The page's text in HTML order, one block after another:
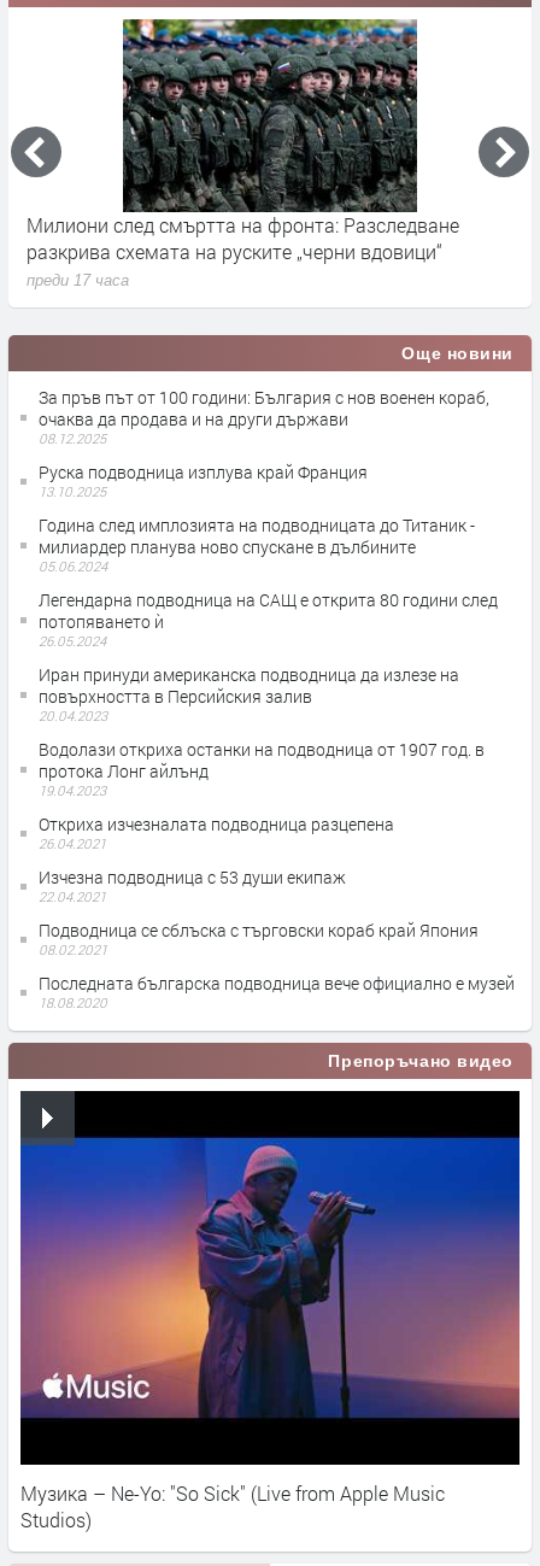
Милиони след смъртта на фронта: Разследване
разкрива схемата на руските „черни вдовици“
преди 17 часа
Още новини
За пръв път от 100 години: България с нов военен кораб,
очаква да продава и на други държави
08.12.2025
Руска подводница изплува край Франция
13.10.2025
Година след имплозията на подводницата до Титаник -
милиардер планува ново спускане в дълбините
05.06.2024
Легендарна подводница на САЩ е открита 80 години след
потопяването ѝ
26.05.2024
Иран принуди американска подводница да излезе на
повърхността в Персийския залив
20.04.2023
Водолази откриха останки на подводница от 1907 год. в
протока Лонг айлънд
19.04.2023
Откриха изчезналата подводница разцепена
26.04.2021
Изчезна подводница с 53 души екипаж
22.04.2021
Подводница се сблъска с търговски кораб край Япония
08.02.2021
Последната българска подводница вече официално е музей
18.08.2020
Препоръчано видео
Музика – Ne-Yo: "So Sick" (Live from Apple Music
Studios)